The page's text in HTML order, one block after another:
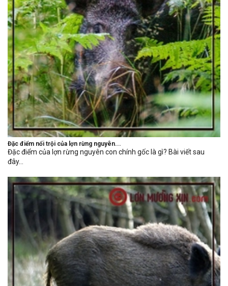
Đặc điểm nổi trội của lợn rừng nguyên...
Đặc điểm của lợn rừng nguyên con chính gốc là gì? Bài viết sau
đây...